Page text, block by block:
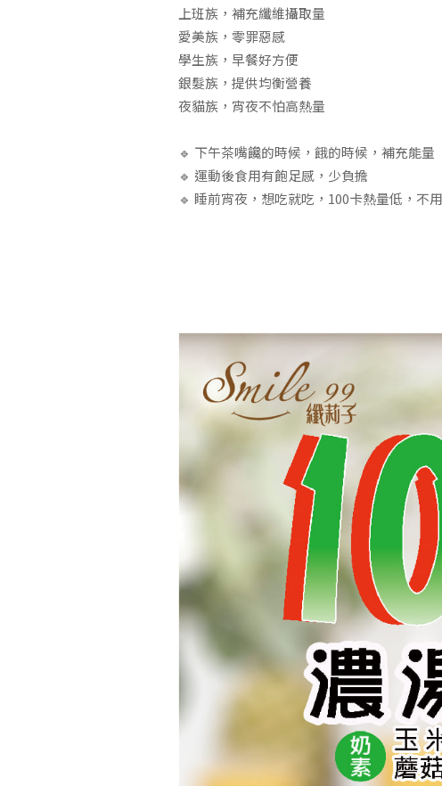
上班族，補充纖維攝取量
愛美族，零罪惡感
學生族，早餐好方便
銀髮族，提供均衡營養
夜貓族，宵夜不怕高熱量
🔹 下午茶嘴饞的時候，餓的時候，補充能量
🔹 運動後食用有飽足感，少負擔
🔹 睡前宵夜，想吃就吃，100卡熱量低，不